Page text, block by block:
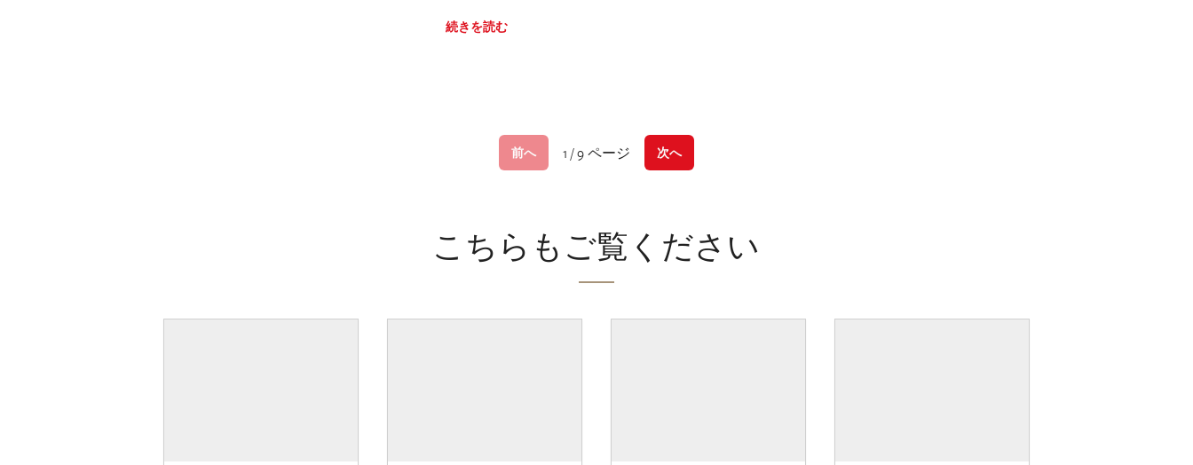
続きを読む
前へ 1 / 9 ページ 次へ
こちらもご覧ください